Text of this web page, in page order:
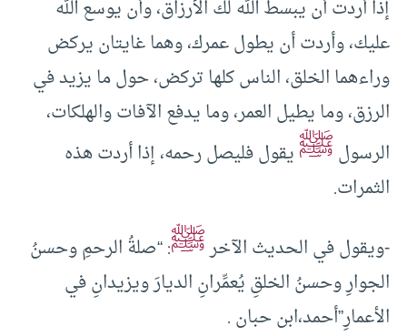
إذا أردت أن يبسط الله لك الأرزاق، وأن يوسع الله
عليك، وأردت أن يطول عمرك، وهما غايتان يركض
وراءهما الخلق، الناس كلها تركض، حول ما يزيد في
الرزق، وما يطيل العمر، وما يدفع الآفات والهلكات،
الرسولﷺيقول فليصل رحمه، إذا أردت هذه
الثمرات.
-ويقول في الحديث الآخرﷺ: “صلةُ الرحمِ وحسنُ
الجوارِ وحسنُ الخلقِ يُعمِّرانِ الديارَ ويزيدانِ في
الأعمارِ”أحمد،ابن حبان .